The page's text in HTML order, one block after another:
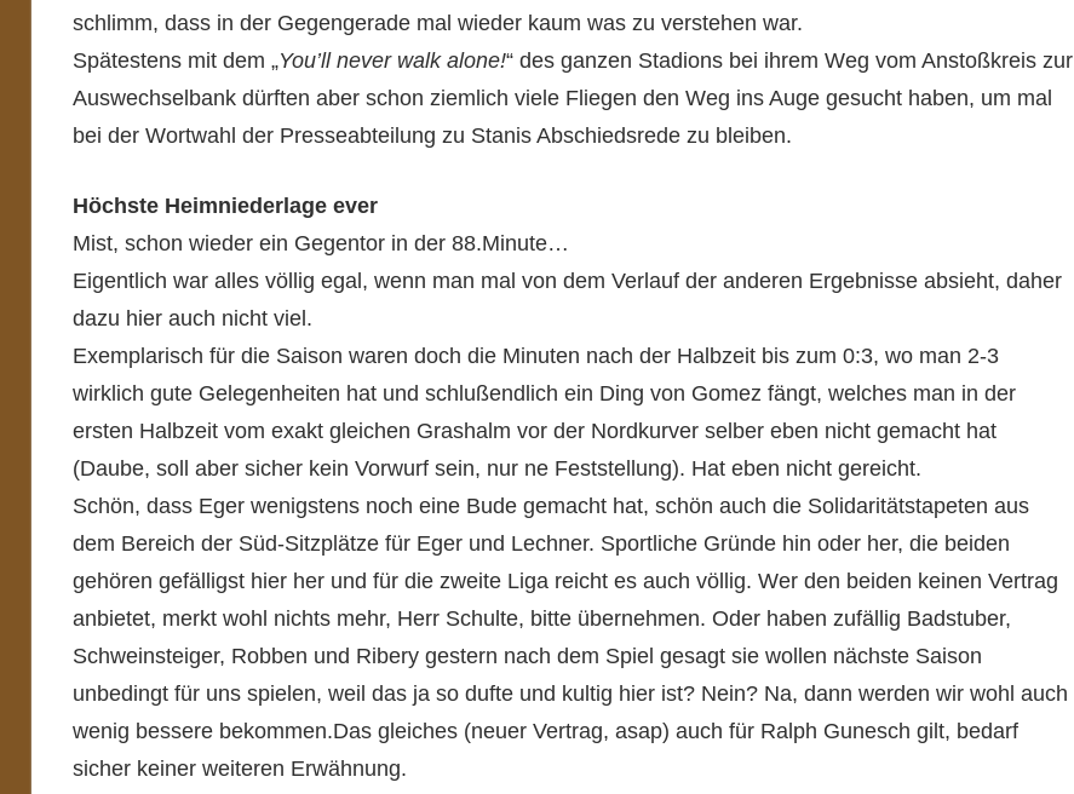
schlimm, dass in der Gegengerade mal wieder kaum was zu verstehen war.
Spätestens mit dem „You’ll never walk alone!“ des ganzen Stadions bei ihrem Weg vom Anstoßkreis zur
Auswechselbank dürften aber schon ziemlich viele Fliegen den Weg ins Auge gesucht haben, um mal
bei der Wortwahl der Presseabteilung zu Stanis Abschiedsrede zu bleiben.
Höchste Heimniederlage ever
Mist, schon wieder ein Gegentor in der 88.Minute…
Eigentlich war alles völlig egal, wenn man mal von dem Verlauf der anderen Ergebnisse absieht, daher
dazu hier auch nicht viel.
Exemplarisch für die Saison waren doch die Minuten nach der Halbzeit bis zum 0:3, wo man 2-3
wirklich gute Gelegenheiten hat und schlußendlich ein Ding von Gomez fängt, welches man in der
ersten Halbzeit vom exakt gleichen Grashalm vor der Nordkurver selber eben nicht gemacht hat
(Daube, soll aber sicher kein Vorwurf sein, nur ne Feststellung). Hat eben nicht gereicht.
Schön, dass Eger wenigstens noch eine Bude gemacht hat, schön auch die Solidaritätstapeten aus
dem Bereich der Süd-Sitzplätze für Eger und Lechner. Sportliche Gründe hin oder her, die beiden
gehören gefälligst hier her und für die zweite Liga reicht es auch völlig. Wer den beiden keinen Vertrag
anbietet, merkt wohl nichts mehr, Herr Schulte, bitte übernehmen. Oder haben zufällig Badstuber,
Schweinsteiger, Robben und Ribery gestern nach dem Spiel gesagt sie wollen nächste Saison
unbedingt für uns spielen, weil das ja so dufte und kultig hier ist? Nein? Na, dann werden wir wohl auch
wenig bessere bekommen.Das gleiches (neuer Vertrag, asap) auch für Ralph Gunesch gilt, bedarf
sicher keiner weiteren Erwähnung.